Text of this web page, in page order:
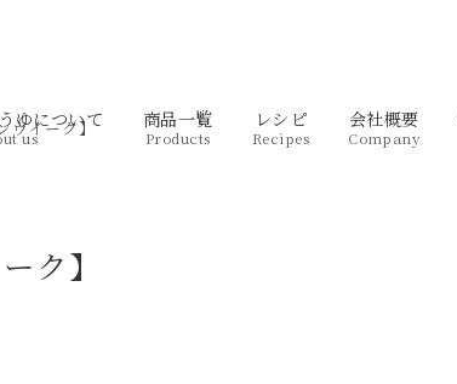
ゆについて
us
商品一覧
Products
レシピ
Recipes
会社概要
Company
ウイーク】
ク】